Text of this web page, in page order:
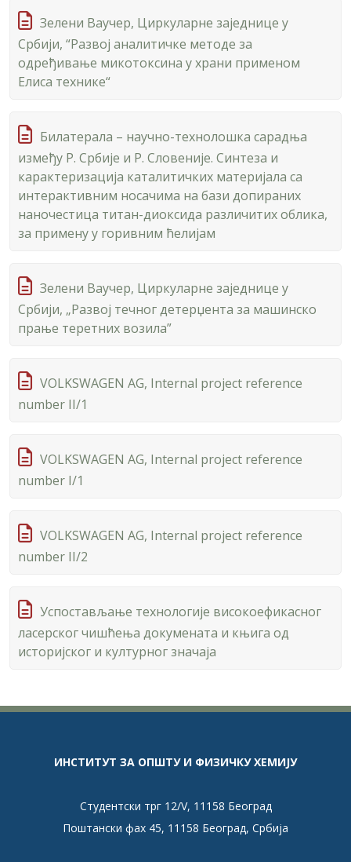
Зелени Ваучер, Циркуларне заједнице у
Србији, “Развој аналитичке методе за
одређивање микотоксина у храни применом
Елиса технике“
Билатерала – научно-технолошка сарадња
између Р. Србије и Р. Словеније. Синтеза и
карактеризација каталитичких материјала са
интерактивним носачима на бази допираних
наночестица титан-диоксида различитих облика,
за примену у горивним ћелијам
Зелени Ваучер, Циркуларне заједнице у
Србији, „Развој течног детерџента за машинско
прање теретних возила”
VOLKSWAGEN AG, Internal project reference
number II/1
VOLKSWAGEN AG, Internal project reference
number I/1
VOLKSWAGEN AG, Internal project reference
number II/2
Успостављање технологије високоефикасног
ласерског чишћења докумената и књига од
историјског и културног значаја
ИНСТИТУТ ЗА ОПШТУ И ФИЗИЧКУ ХЕМИЈУ
Студентски трг 12/V, 11158 Београд
Поштански фах 45, 11158 Београд, Србија